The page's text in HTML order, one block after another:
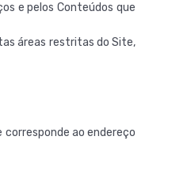
e pelos Conteúdos que
áreas restritas do Site,
corresponde ao endereço